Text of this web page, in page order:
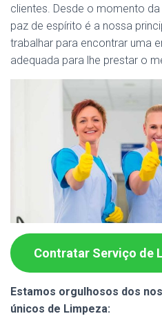
clientes. Desde o momento
paz de espírito é a nossa
trabalhar para encontrar uma
adequada para lhe prestar o
Contratar Serviço de
Estamos orgulhosos dos
únicos de Limpeza: